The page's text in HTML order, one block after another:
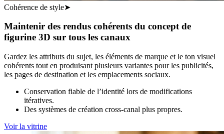
Cohérence de style➤
Maintenir des rendus cohérents du concept de
figurine 3D sur tous les canaux
Gardez les attributs du sujet, les éléments de marque et le ton visuel
cohérents tout en produisant plusieurs variantes pour les publicités,
les pages de destination et les emplacements sociaux.
Conservation fiable de l’identité lors de modifications
itératives.
Des systèmes de création cross-canal plus propres.
Voir la vitrine